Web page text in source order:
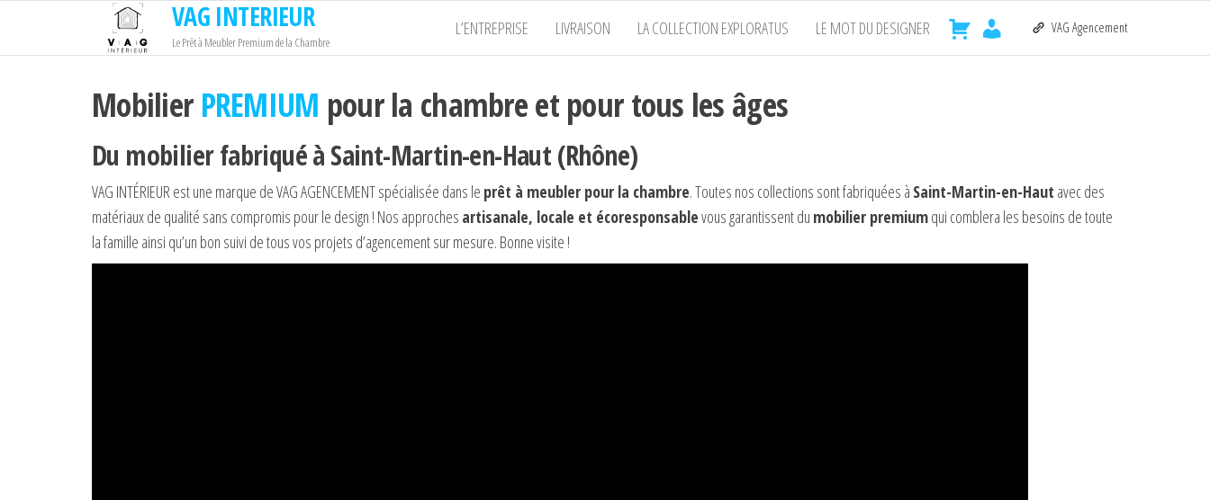
contenu
VAG INTERIEUR
Le Prêt à Meubler Premium de la Chambre
L’ENTREPRISE LIVRAISON LA COLLECTION EXPLORATUS LE MOT DU DESIGNER VAG Agencement
Mobilier PREMIUM pour la chambre et pour tous les âges
Du mobilier fabriqué à Saint-Martin-en-Haut (Rhône)
VAG INTÉRIEUR est une marque de VAG AGENCEMENT spécialisée dans le prêt à meubler pour la chambre. Toutes nos collections sont fabriquées à Saint-Martin-en-Haut avec des
matériaux de qualité sans compromis pour le design ! Nos approches artisanale, locale et écoresponsablevous garantissent du mobilier premiumqui comblera les besoins de toute
la famille ainsi qu’un bon suivi de tous vos projets d’agencement sur mesure. Bonne visite !